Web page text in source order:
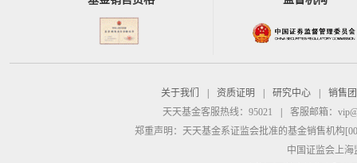
关于我们 资质证明 研究中心
销售
天天基金客服热线：95021
客服邮箱：
郑重声明： 天天基金系证监会批准的基金销售机构
中国证监会上